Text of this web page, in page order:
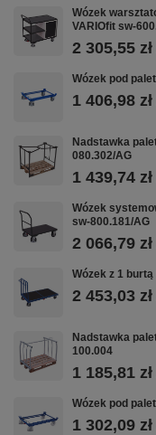
składana
sztaplowana,
przemieszczać EAN-
Nadstawki Paletowe
Wózek
VARIOfit sw-
2 305,55 zł
Wózek pod
1 406,98 zł
Nadstawka
080.302/AG
1 439,74 zł
Wózek
sw-800.181/AG
2 066,79 zł
Wózek z 1
2 453,03 zł
Nadstawka
100.004
1 185,81 zł
Wózek pod
1 302,09 zł